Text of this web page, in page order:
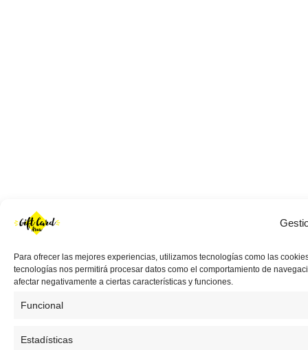
Para ofrecer las mejores experiencias, utilizamos tecnologías como las
tecnologías nos permitirá procesar datos como el comportamiento de
afectar negativamente a ciertas características y funciones.
Funcional
Estadísticas